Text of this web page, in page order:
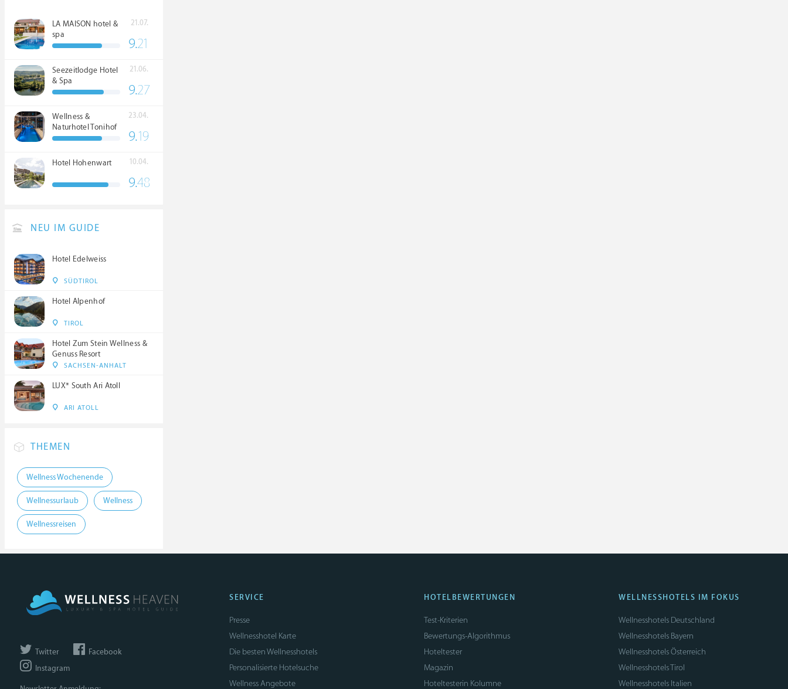
LA MAISON hotel &
spa
21.07.
9.21
Seezeitlodge Hotel
& Spa
21.06.
9.27
Wellness &
Naturhotel Tonihof
****S
23.04.
9.19
Hotel Hohenwart 10.04.
9.48
NEU IM GUIDE
Hotel Edelweiss
SÜDTIROL
Hotel Alpenhof
TIROL
Hotel Zum Stein Wellness &
Genuss Resort
SACHSEN-ANHALT
LUX* South Ari Atoll
ARI ATOLL
THEMEN
Wellness Wochenende
Wellnessurlaub Wellness
Wellnessreisen
Twitter
Facebook
Instagram
SERVICE
Presse
Wellnesshotel Karte
Die besten Wellnesshotels
Personalisierte Hotelsuche
Wellness Angebote
HOTELBEWERTUNGEN
Test-Kriterien
Bewertungs-Algorithmus
Hoteltester
Magazin
Hoteltesterin Kolumne
WELLNESSHOTELS IM FOKUS
Wellnesshotels Deutschland
Wellnesshotels Bayern
Wellnesshotels Österreich
Wellnesshotels Tirol
Wellnesshotels Italien